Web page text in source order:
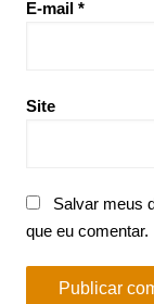
E-mail *
Site
Salvar meus
que eu comentar.